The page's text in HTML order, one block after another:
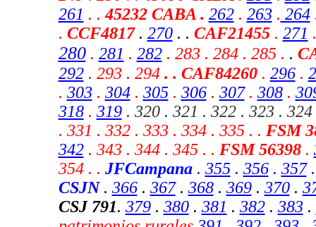
261 . .45232 CABA . 262. 263. 264
. CCF4817. 270 . . CAF21455. 271
280. 281 . 282. 283 . 284 . 285 . .
292. 293 . 294 . . CAF84260. 296.
. 303. 304. 305. 306. 307. 308.
318. 319 . 320 . 321 . 322 . 323 .
. 331 . 332 . 333 . 334 . 335 . . FSM
342. 343 . 344 . 345 . . FSM 56398.
354 . . JFCampana. 355. 356. 357
CSJN . 366. 367. 368. 369. 370.
CSJ 791. 379. 380. 381 . 382. 383.